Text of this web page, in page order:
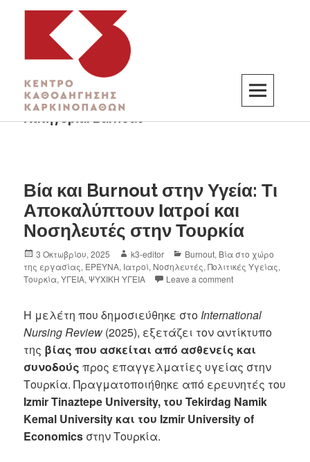
K3
ΚΕΝΤΡΟ ΚΑΘΟΔΗΓΗΣΗΣ ΚΑΡΚΙΝΟΠΑΘΩΝ
Κατηγορία:Burnout
Βία και Burnout στην Υγεία: Τι
Αποκαλύπτουν Ιατροί και
Νοσηλευτές στην Τουρκία
3 Οκτωβρίου, 2025 k3-editor Burnout, Βία στο χώρο
της εργασίας, ΕΡΕΥΝΑ, Ιατροί, Νοσηλευτές,Πολιτικές Υγείας,
Τουρκία,ΥΓΕΙΑ,ΨΥΧΙΚΗ ΥΓΕΙΑ Leave a comment
Η μελέτη που δημοσιεύθηκε στο International
Nursing Review (2025), εξετάζει τον αντίκτυπο
της βίας που ασκείται από ασθενείς και
συνοδούς προς επαγγελματίες υγείας στην
Τουρκία. Πραγματοποιήθηκε από ερευνητές του
IzmirTinaztepe University, τουTekirdag Namik
Kemal University και του Izmir Universityof
Economics στην Τουρκία.